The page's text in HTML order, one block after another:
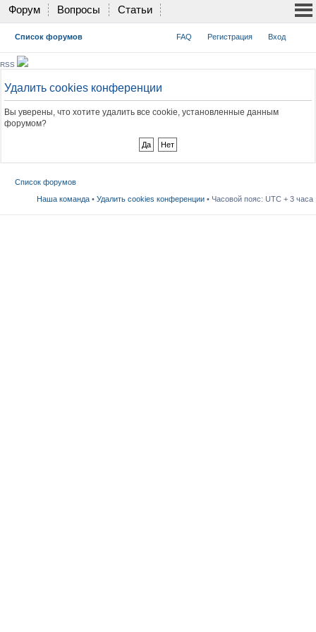
Форум Вопросы Статьи
Список форумов FAQ Регистрация Вход
RSS
Удалить cookies конференции
Вы уверены, что хотите удалить все cookie, установленные данным
форумом?
Список форумов
Наша команда• Удалить cookies конференции• Часовой пояс: UTC + 3 часа